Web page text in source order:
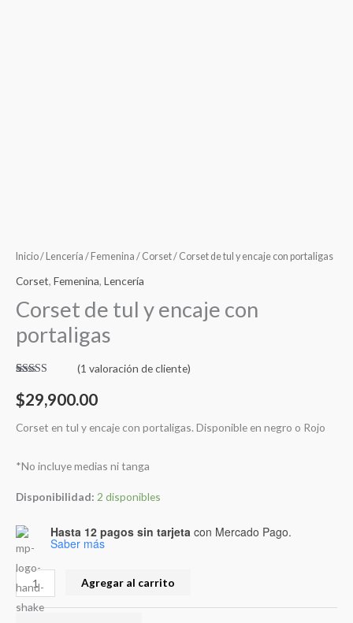
Inicio/ Lencería / Femenina / Corset/ Corset de tul y encaje con portaligas
Corset, Femenina, Lencería
Corset de tul y encaje con
portaligas
5.00sobre 5
basado en
de cliente
(1 valoración de cliente)
$29,900.00
Corset en tul y encaje con portaligas. Disponible en negro o Rojo
*No incluye medias ni tanga
Disponibilidad: 2 disponibles
Hasta 12 pagos sin tarjeta con Mercado Pago.
Saber más
Agregar al carrito